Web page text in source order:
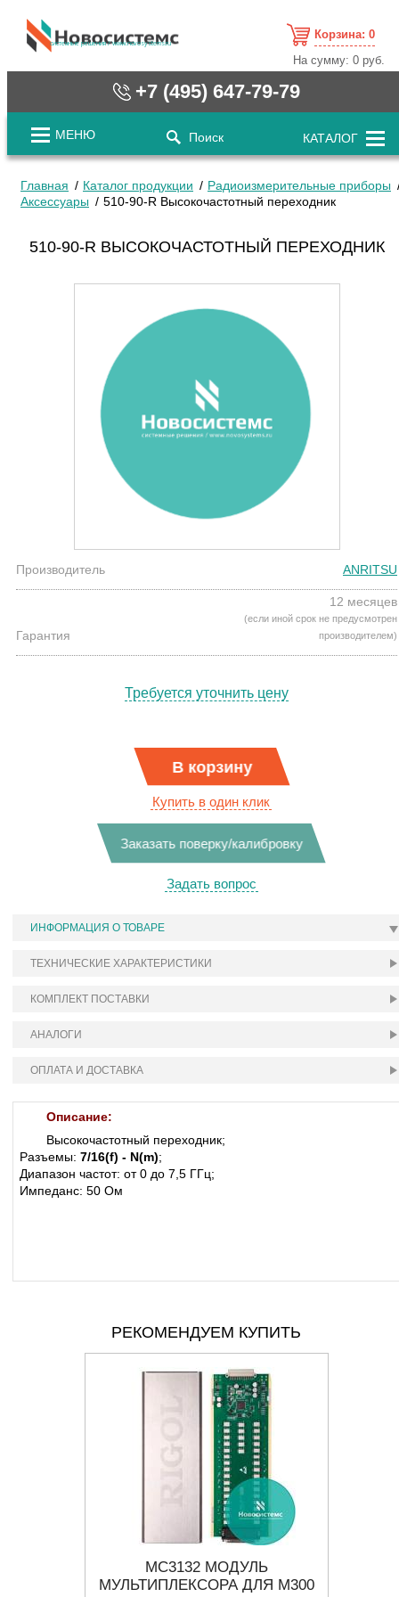
cистемные решения / www.novosystems.ru
Корзина: 0
На сумму:0 руб.
+7 (495) 647-79-79
МЕНЮ Поиск КАТАЛОГ
Главная Каталог продукции
Радиоизмерительные приборы
Аксессуары
510-90-R Высокочастотный переходник
510-90-R ВЫСОКОЧАСТОТНЫЙ ПЕРЕХОДНИК
Производитель ANRITSU
Гарантия
12 месяцев
(если иной срок не предусмотрен
производителем)
Требуется уточнить цену
В корзину
Купить в один клик
Заказать поверку/калибровку
Задать вопрос
ИНФОРМАЦИЯ О ТОВАРЕ
ТЕХНИЧЕСКИЕ ХАРАКТЕРИСТИКИ
КОМПЛЕКТ ПОСТАВКИ
АНАЛОГИ
ОПЛАТА И ДОСТАВКА
Описание:
Высокочастотный переходник;
Разъемы: 7/16(f) - N(m);
Диапазон частот: от 0 до 7,5 ГГц;
Импеданс: 50 Ом
РЕКОМЕНДУЕМ КУПИТЬ
MC3132 МОДУЛЬ
МУЛЬТИПЛЕКСОРА ДЛЯ M300